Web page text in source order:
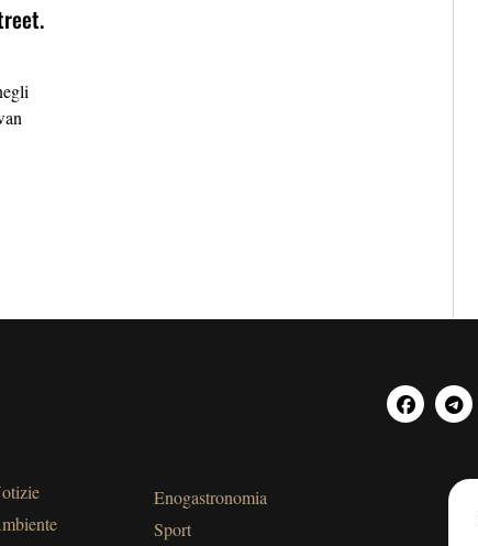
Enogastronomia
Sport